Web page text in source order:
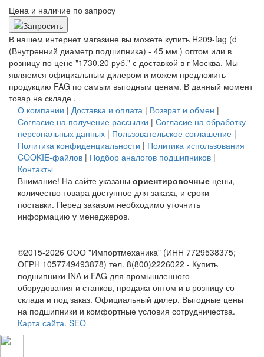
Цена и наличие по запросу
В нашем интернет магазине вы можете купить H209-fag (d
(Внутренний диаметр подшипника) - 45 мм ) оптом или в
розницу по цене "1730.20 руб." с доставкой в г Москва. Мы
являемся официальным дилером и можем предложить
продукцию FAG по самым выгодным ценам. В данный момент
товар на складе .
О компании | Доставка и оплата | Возврат и обмен |
Согласие на получение рассылки | Согласие на обработку
персональных данных | Пользовательское соглашение |
Политика конфиденциальности | Политика использования
COOKIE-файлов | Подбор аналогов подшипников |
Контакты
Внимание! На сайте указаны ориентировочные цены,
количество товара доступное для заказа, и сроки
поставки. Перед заказом необходимо уточнить
информацию у менеджеров.
©2015-2026 ООО "Импортмеханика" (ИНН 7729538375;
ОГРН 1057749493878) тел. 8(800)2226022 - Купить
подшипники INA и FAG для промышленного
оборудования и станков, продажа оптом и в розницу со
склада и под заказ. Официальный дилер. Выгодные цены
на подшипники и комфортные условия сотрудничества.
Карта сайта. SEO